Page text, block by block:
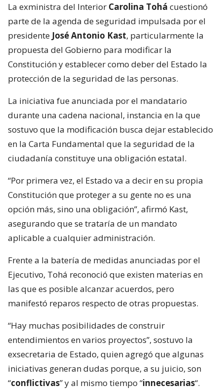
La exministra del Interior Carolina Tohá cuestionó
parte de la agenda de seguridad impulsada por el
presidente José Antonio Kast, particularmente la
propuesta del Gobierno para modificar la
Constitución y establecer como deber del Estado la
protección de la seguridad de las personas.
La iniciativa fue anunciada por el mandatario
durante una cadena nacional, instancia en la que
sostuvo que la modificación busca dejar establecido
en la Carta Fundamental que la seguridad de la
ciudadanía constituye una obligación estatal.
“Por primera vez, el Estado va a decir en su propia
Constitución que proteger a su gente no es una
opción más, sino una obligación”, afirmó Kast,
asegurando que se trataría de un mandato
aplicable a cualquier administración.
Frente a la batería de medidas anunciadas por el
Ejecutivo, Tohá reconoció que existen materias en
las que es posible alcanzar acuerdos, pero
manifestó reparos respecto de otras propuestas.
“Hay muchas posibilidades de construir
entendimientos en varios proyectos”, sostuvo la
exsecretaria de Estado, quien agregó que algunas
iniciativas generan dudas porque, a su juicio, son
“conflictivas” y al mismo tiempo “innecesarias“.